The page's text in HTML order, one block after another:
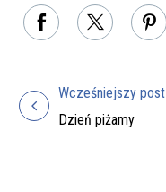
Nawigacja
Wcześniejszy post
Dzień piżamy